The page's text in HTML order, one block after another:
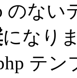
のな
になり
テ